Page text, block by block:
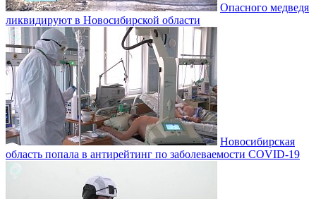
Опасного медведя
ликвидируют в Новосибирской области
Новосибирская
область попала в антирейтинг по заболеваемости COVID-19